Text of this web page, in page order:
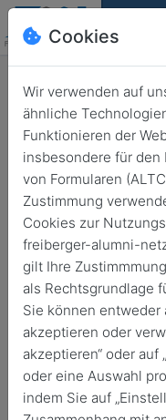
Pop Up
1. Dez. 2023,
Cookies
Wir verwenden auf
ähnliche
Funktionieren der
insbesondere für den
von Formularen
Zustimmung
Cookies zur
freiberger-alumni-
gilt Ihre
als Rechtsgrundlage
Sie können
akzeptieren oder
akzeptieren“ oder auf
oder eine Auswahl
indem Sie auf